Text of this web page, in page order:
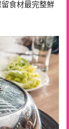
食材最完整鮮